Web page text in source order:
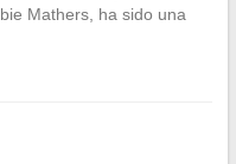
Mathers, ha sido una